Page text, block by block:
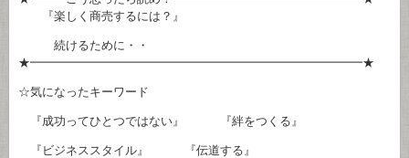
『楽しく商売するには？』
続けるために・・
★━━━━━━━━━━━━━━━━━━━━━━━━━━━━★
☆気になったキーワード
『成功ってひとつではない』 『絆をつくる』
『ビジネススタイル』 『伝道する』